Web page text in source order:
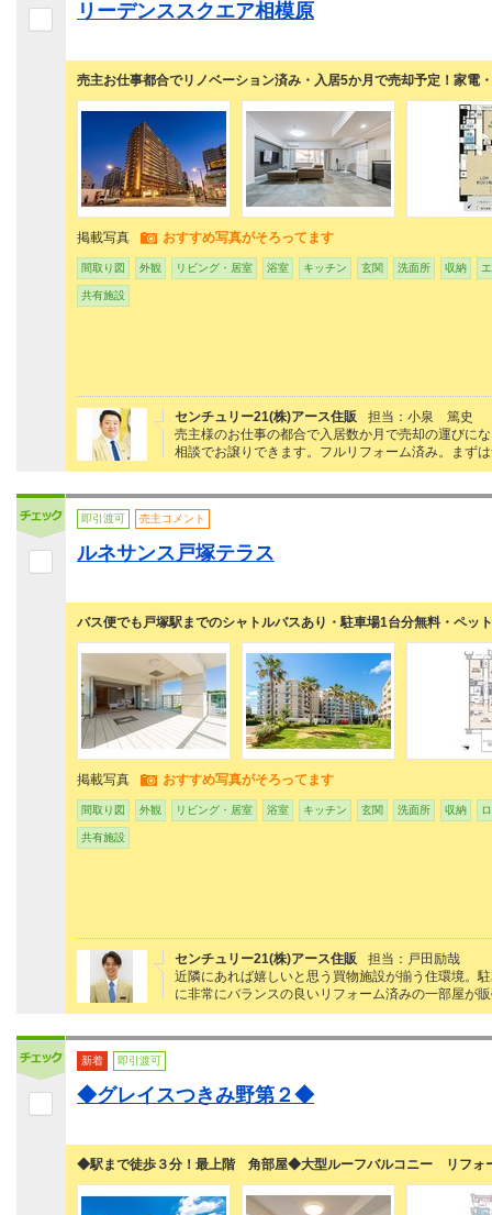
リーデンススクエア相模原
売主お仕事都合でリノベーション済み・入居5か月で売却予定！家電
掲載写真 おすすめ写真がそろってます
間取り図 外観 リビング・居室 浴室 キッチン 玄関 洗面所 収納
共有施設
センチュリー21(株)アース住販
担当：小泉 篤史
売主様のお仕事の都合で入居数か月で売却の運びに
相談でお譲りできます。フルリフォーム済み。まず
即引渡可 売主コメント
ルネサンス戸塚テラス
バス便でも戸塚駅までのシャトルバスあり・駐車場1台分無料・ペ
掲載写真 おすすめ写真がそろってます
間取り図 外観 リビング・居室 浴室 キッチン 玄関 洗面所 収納
共有施設
センチュリー21(株)アース住販
担当：戸田励哉
近隣にあれば嬉しいと思う買物施設が揃う住環境。
に非常にバランスの良いリフォーム済みの一部屋が
新着 即引渡可
◆グレイスつきみ野第２◆
◆駅まで徒歩３分！最上階 角部屋◆大型ルーフバルコニー リフォ